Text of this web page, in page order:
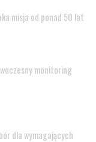
misja od ponad 50 lat
monitoring
dla wymagających